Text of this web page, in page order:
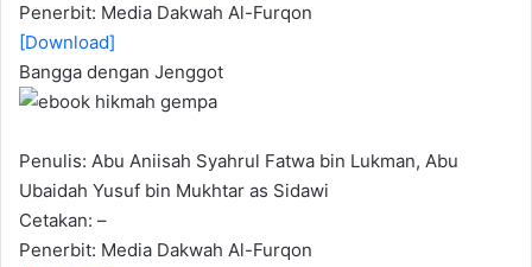
Penerbit: Media Dakwah Al-Furqon
[Download]
Bangga dengan Jenggot
Penulis: Abu Aniisah Syahrul Fatwa bin Lukman, Abu
Ubaidah Yusuf bin Mukhtar as Sidawi
Cetakan: –
Penerbit: Media Dakwah Al-Furqon